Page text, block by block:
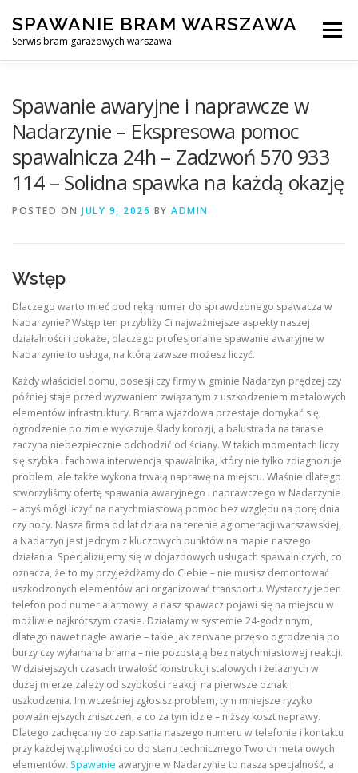
content
SPAWANIE BRAM WARSZAWA
Serwis bram garażowych warszawa
Menu
AWARYJNE OTWIERANIE BRAM BLOG KONTAKT
Spawanie awaryjne i naprawcze w
Nadarzynie – Ekspresowa pomoc
spawalnicza 24h – Zadzwoń 570 933
114 – Solidna spawka na każdą okazję
POSTED ON JULY 9, 2026 BY ADMIN
Wstęp
Dlaczego warto mieć pod ręką numer do sprawdzonego spawacza w
Nadarzynie? Wstęp ten przybliży Ci najważniejsze aspekty naszej
działalności i pokaże, dlaczego profesjonalne spawanie awaryjne w
Nadarzynie to usługa, na którą zawsze możesz liczyć.
Każdy właściciel domu, posesji czy firmy w gminie Nadarzyn prędzej czy
później staje przed wyzwaniem związanym z uszkodzeniem metalowych
elementów infrastruktury. Brama wjazdowa przestaje domykać się,
ogrodzenie po zimie wykazuje ślady korozji, a balustrada na tarasie
zaczyna niebezpiecznie odchodzić od ściany. W takich momentach liczy
się szybka i fachowa interwencja spawalnika, który nie tylko zdiagnozuje
problem, ale także wykona trwałą naprawę na miejscu. Właśnie dlatego
stworzyliśmy ofertę spawania awaryjnego i naprawczego w Nadarzynie
– abyś mógł liczyć na natychmiastową pomoc bez względu na porę dnia
czy nocy. Nasza firma od lat działa na terenie aglomeracji warszawskiej,
a Nadarzyn jest jednym z kluczowych punktów na mapie naszego
działania. Specjalizujemy się w dojazdowych usługach spawalniczych, co
oznacza, że to my przyjeżdżamy do Ciebie – nie musisz demontować
uszkodzonych elementów ani organizować transportu. Wystarczy jeden
telefon pod numer alarmowy, a nasz spawacz pojawi się na miejscu w
możliwie najkrótszym czasie. Działamy w systemie 24-godzinnym,
dlatego nawet nagłe awarie – takie jak zerwane przęsło ogrodzenia po
burzy czy wyłamana brama – nie pozostają bez natychmiastowej reakcji.
W dzisiejszych czasach trwałość konstrukcji stalowych i żelaznych w
dużej mierze zależy od szybkości reakcji na pierwsze oznaki
uszkodzenia. Im wcześniej zgłosisz problem, tym mniejsze ryzyko
poważniejszych zniszczeń, a co za tym idzie – niższy koszt naprawy.
Dlatego zachęcamy do zapisania naszego numeru w telefonie i kontaktu
przy każdej wątpliwości co do stanu technicznego Twoich metalowych
elementów. Spawanie awaryjne w Nadarzynie to nasza specjalność, a